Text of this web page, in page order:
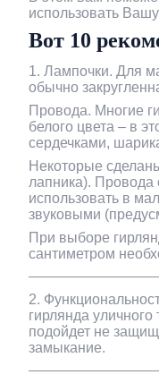
использовать
Вот 10
1. Лампочки. Для
обычно
Провода. Многие
белого цвета – в
сердечками,
Некоторые
лапника). Провода
использовать в
звуковыми
При выборе
сантиметром
2.
гирлянда
подойдет не
замыкание.
Розумний
домофон